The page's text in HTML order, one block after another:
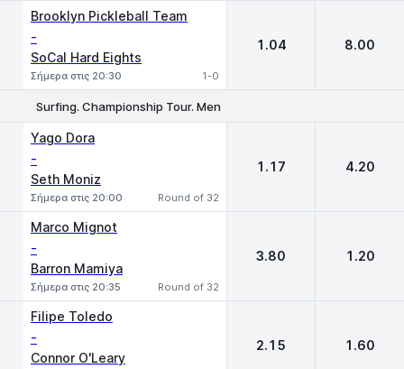
Brooklyn Pickleball Team
-
SoCal Hard Eights
Σήμερα στις 20:30 1-0
1.04 8.00
Surfing. Championship Tour. Men
Yago Dora
-
Seth Moniz
Σήμερα στις 20:00 Round of 32
1.17 4.20
Marco Mignot
-
Barron Mamiya
Σήμερα στις 20:35 Round of 32
3.80 1.20
Filipe Toledo
-
Connor O'Leary
2.15 1.60